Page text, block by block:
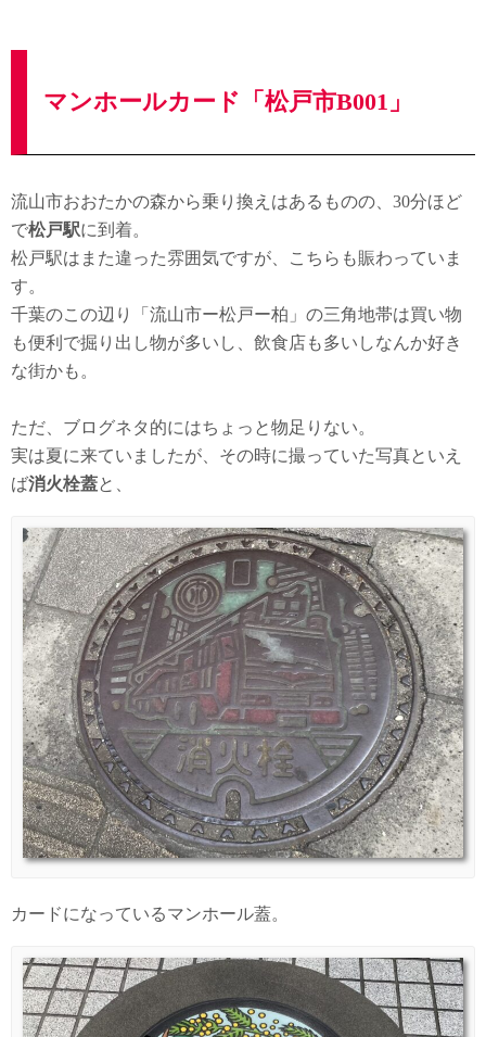
マンホールカード「松戸市B001」
流山市おおたかの森から乗り換えはあるものの、30分ほど
で松戸駅に到着。
松戸駅はまた違った雰囲気ですが、こちらも賑わっていま
す。
千葉のこの辺り「流山市ー松戸ー柏」の三角地帯は買い物
も便利で掘り出し物が多いし、飲食店も多いしなんか好き
な街かも。
ただ、ブログネタ的にはちょっと物足りない。
実は夏に来ていましたが、その時に撮っていた写真といえ
ば消火栓蓋と、
カードになっているマンホール蓋。